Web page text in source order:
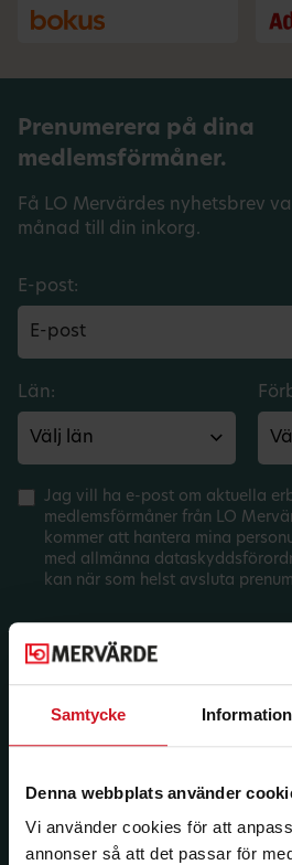
Samtycke Information
Denna webbplats använder
Vi använder cookies för att
annonser så att det passar för
Prenumerera på dina
medlemsförmåner.
Få LO Mervärdes nyhetsbrev
månad till din inkorg.
E-post:
Län:
Jag vill ha e-post om aktuella
medlemsförmåner från LO
kommer att hantera mina
med allmänna
kan när som helst avsluta